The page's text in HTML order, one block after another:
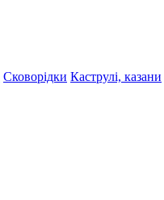
Сковорідки Каструлі, казани